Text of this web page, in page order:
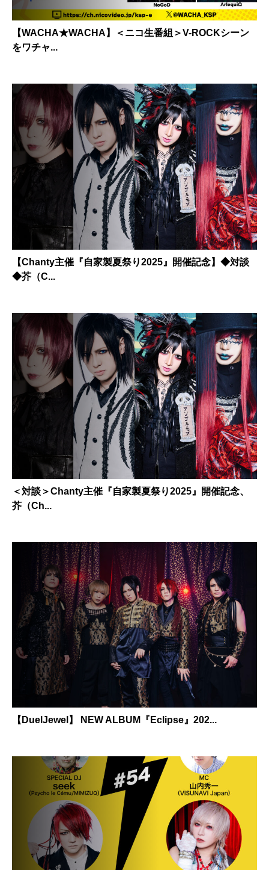
【WACHA★WACHA】＜ニコ生番組＞V-ROCKシーン
をワチャ...
【Chanty主催『自家製夏祭り2025』開催記念】◆対談
◆芥（C...
＜対談＞Chanty主催『自家製夏祭り2025』開催記念、
芥（Ch...
【DuelJewel】 NEW ALBUM『Eclipse』202...